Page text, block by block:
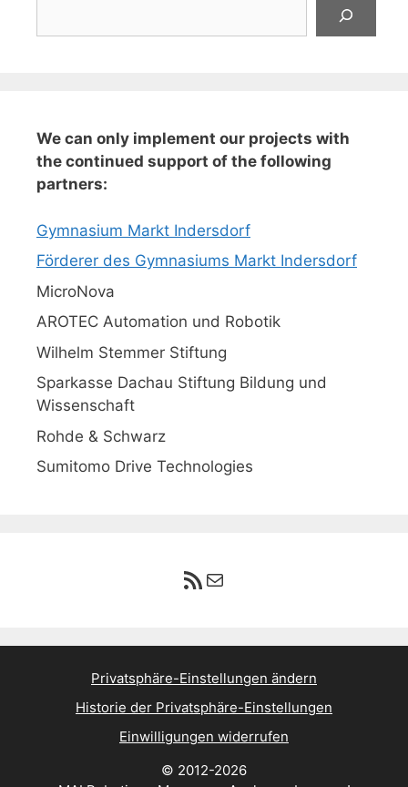
We can only implement our projects with
the continued support of the following
partners:
Gymnasium Markt Indersdorf
Förderer des Gymnasiums Markt Indersdorf
MicroNova
AROTEC Automation und Robotik
Wilhelm Stemmer Stiftung
Sparkasse Dachau Stiftung Bildung und
Wissenschaft
Rohde & Schwarz
Sumitomo Drive Technologies
RSS-Feed
E-Mail
Privatsphäre-Einstellungen ändern
Historie der Privatsphäre-Einstellungen
Einwilligungen widerrufen
© 2012-2026